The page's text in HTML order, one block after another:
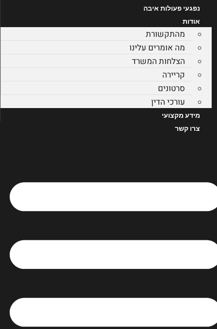
נפגעי פעולות איבה
אודות
מהתקשורת
מה אומרים עלינו
הצלחות המשרד
קריירה
סרטונים
עורכי הדין
מידע מקצועי
צרו קשר